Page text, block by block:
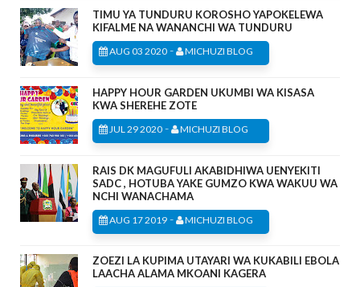
TIMU YA TUNDURU KOROSHO YAPOKELEWA
KIFALME NA WANANCHI WA TUNDURU
AUG 03 2020 - MICHUZI BLOG
HAPPY HOUR GARDEN UKUMBI WA KISASA
KWA SHEREHE ZOTE
JUL 29 2020 - MICHUZI BLOG
RAIS DK MAGUFULI AKABIDHIWA UENYEKITI
SADC , HOTUBA YAKE GUMZO KWA WAKUU WA
NCHI WANACHAMA
AUG 17 2019 - MICHUZI BLOG
ZOEZI LA KUPIMA UTAYARI WA KUKABILI EBOLA
LAACHA ALAMA MKOANI KAGERA